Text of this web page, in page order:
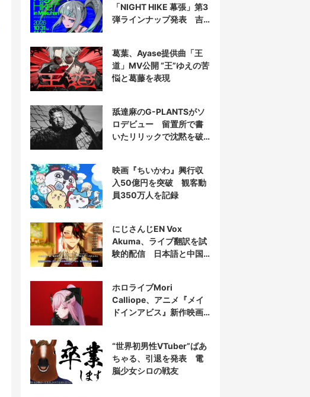
「NIGHT HIKE 幕張」第3
弾ラインナップ発表 吉
葛葉、Ayase提供曲「王
道」MV公開 “王”ゆえの苦
悩と葛藤を表現
舐達麻のG-PLANTSがソ
ロデビュー 留置所で書
いたリリックで沈黙を破
映画『ちいかわ』興行収
入50億円を突破 観客動
員350万人を記録
にじさんじEN Vox
Akuma、ライブ翻訳を試
験的配信 日本語と中国
ホロライブMori
Calliope、アニメ『メイ
ドインアビス』新作映画
“世界初男性VTuber”ばあ
ちゃる、引退を発表 電
脳少女シロの戦友